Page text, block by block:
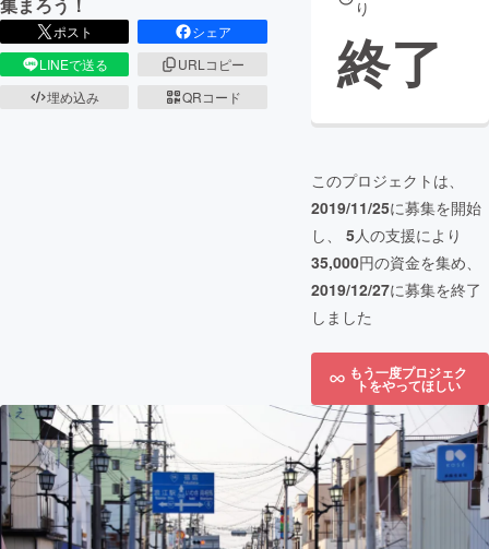
ポスト
シェア
LINEで送る
URLコピー
埋め込み
QRコード
り
終了
このプロジェクトは、
2019/11/25に募集を開始
し、 5人の支援により
35,000円の資金を集め、
2019/12/27に募集を終了
しました
もう一度プロジェク
トをやってほしい